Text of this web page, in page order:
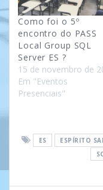
Como foi o 5º
encontro do PASS
Local Group SQL
Server ES ?
15 de novembro de
Em "Eventos
Presenciais"
ES ESPÍRITO